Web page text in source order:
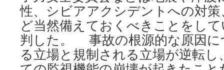
討
via
jiji.com
性、シビアアクシデントへの対
ど当然備えておくべきことをし
判した。 事故の根源的な原因に
る立場と規制される立場が逆転